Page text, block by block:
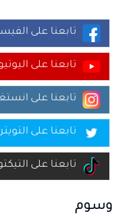
تابعنا على
تابعنا على
تابعنا على
تابعنا على التويتر
تابعنا على
وسوم